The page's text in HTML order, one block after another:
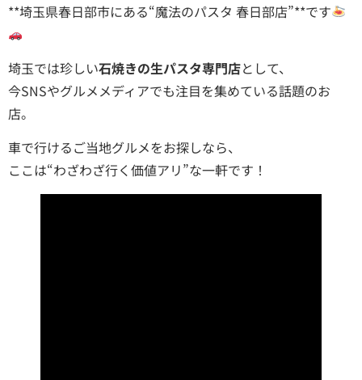
**埼玉県春日部市にある“魔法のパスタ 春日部店”**です
埼玉では珍しい石焼きの生パスタ専門店として、
今SNSやグルメメディアでも注目を集めている話題のお
店。
車で行けるご当地グルメをお探しなら、
ここは“わざわざ行く価値アリ”な一軒です！